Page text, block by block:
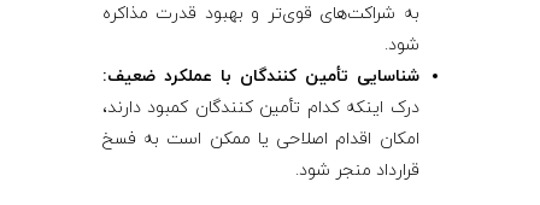
به شراکت‌های قوی‌تر و بهبود قدرت مذاکره
شود.
شناسایی تأمین ‌کنندگان با عملکرد ضعیف:
درک اینکه کدام تأمین ‌کنندگان کمبود دارند،
امکان اقدام اصلاحی یا ممکن است به فسخ
قرارداد منجر شود.